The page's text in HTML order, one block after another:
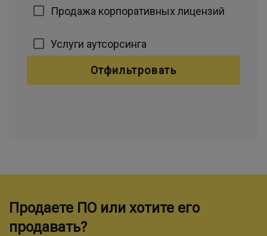
Продажа корпоративных лицензий
Услуги аутсорсинга
Отфильтровать
Продаете ПО или хотите его
продавать?